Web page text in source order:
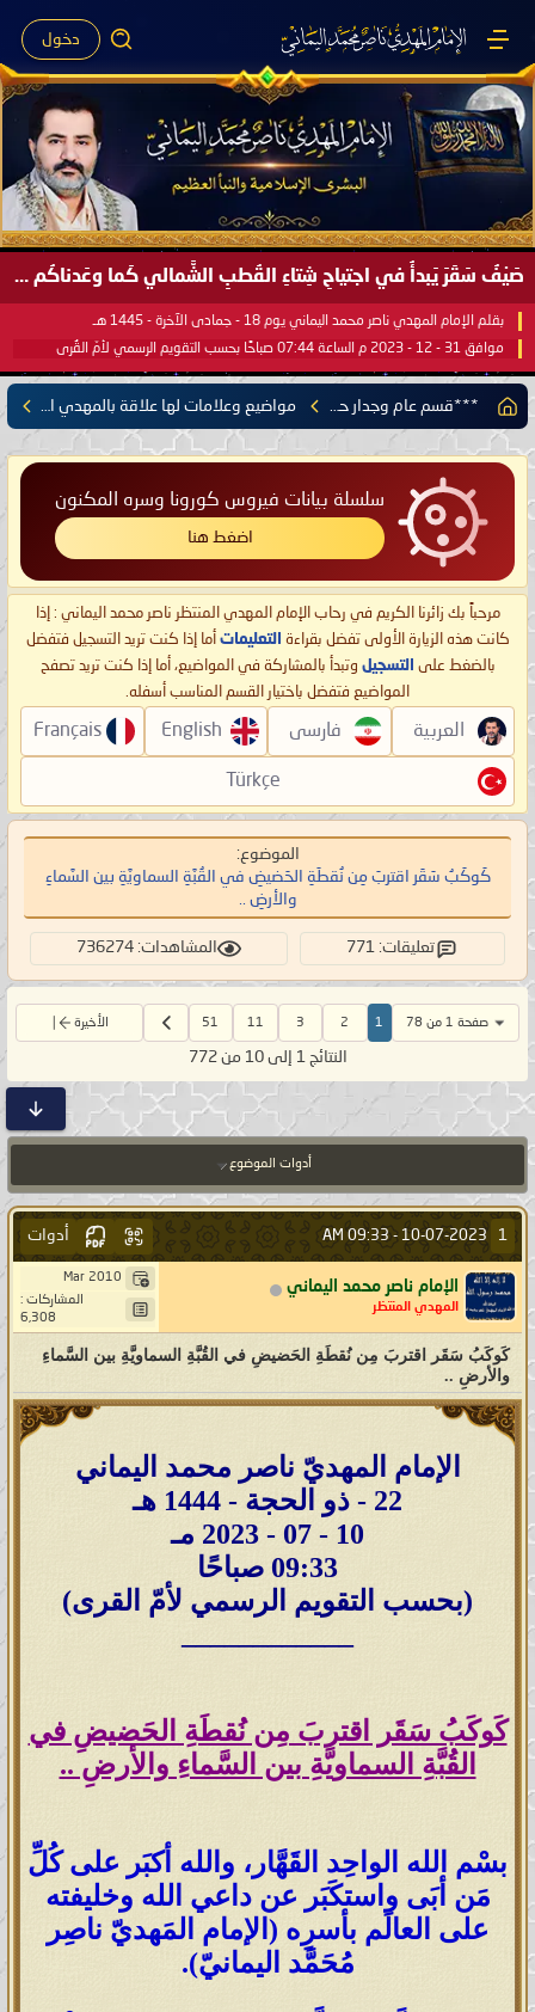
دخول
صَيْفُ سَقَرَ يَبدأُ في اجتياحِ شِتاءِ القُطبِ الشَّمالي كَما وعَدناكُم بالحقِّ لعَامِكم هذا (1445 هـ) ..
بقلم الإمام المهدي ناصر محمد اليماني يوم 18 - جمادى الآخرة - 1445 هـ
موافق 31 - 12 - 2023 م الساعة 07:44 صباحًا بحسب التقويم الرسمي لأمّ القُرى
سلسلة بيانات فيروس كورونا وسره المكنون
اضغط هنا
مرحباً بك زائرنا الكريم في رحاب الإمام المهدي المنتظر ناصر محمد اليماني : إذا
كانت هذه الزيارة الأولى تفضل بقراءة التعليمات أما إذا كنت تريد التسجيل فتفضل
بالضغط على التسجيل وتبدأ بالمشاركة في المواضيع، أما إذا كنت تريد تصفح
المواضيع فتفضل باختيار القسم المناسب أسفله.
العربية فارسی English
Français
Türkçe
الموضوع:
كَوكَبُ سَقَر اقتربَ مِن نُقطَةِ الحَضيضِ في القُبَّةِ السماويَّةِ بين السَّماءِ
والأرضِ ..
تعليقات: 771 المشاهدات: 736274
صفحة 1 من 78 1
2
3
11
51 الأخيرة
النتائج 1 إلى 10 من 772
أدوات الموضوع
1
10-07-2023 -
09:33 AM أدوات
الإمام ناصر محمد اليماني
المهدي المنتظر
Mar 2010
المشاركات :
6,308
كَوكَبُ سَقَر اقتربَ مِن نُقطَةِ الحَضيضِ في القُبَّةِ السماويَّةِ بين السَّماءِ
والأرضِ ..
الإمام المهديّ ناصر محمد اليماني
22 - ذو الحجة - 1444 هـ
10 - 07 - 2023 مـ
09:33 صباحًا
(بحسب التقويم الرسمي لأمّ القرى)
كَوكَبُ سَقَر اقتربَ مِن نُقطَةِ الحَضيضِ في
القُبَّةِ السماويَّةِ بين السَّماءِ والأرضِ ..
بسْم الله الواحِد القَهَّار، والله أكبَر على كُلِّ
مَن أبَى واستكَبَر عن داعي الله وخليفته
على العالَم بأسرِه (الإمام المَهديّ ناصِر
مُحَمَّد اليمانيّ).